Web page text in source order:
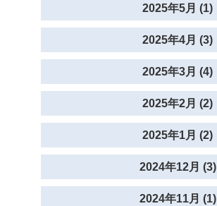
2025年5月 (1)
2025年4月 (3)
2025年3月 (4)
2025年2月 (2)
2025年1月 (2)
2024年12月 (3)
2024年11月 (1)